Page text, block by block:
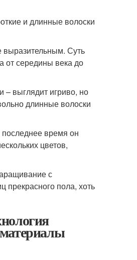
и длинные волоски
выразительным. Суть
от середины века до
– выглядит игриво, но
длинные волоски
время он
цветов,
с
прекрасного пола, хоть